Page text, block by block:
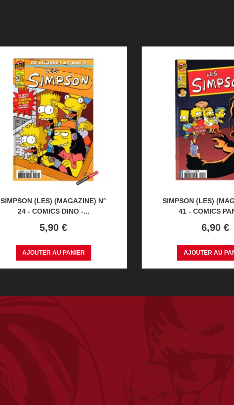
SIMPSON (LES) (MAGAZINE) N°
24 - COMICS DINO -...
Prix
5,90 €
AJOUTER AU PANIER
SIMPSON (LES)
41 - COMICS
Prix
6,90 €
AJOUTER AU